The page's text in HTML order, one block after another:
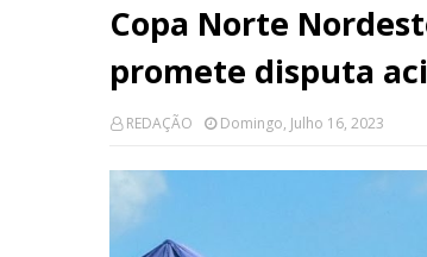
Copa Norte
promete disputa
REDAÇÃO Domingo, Julho 16, 2023